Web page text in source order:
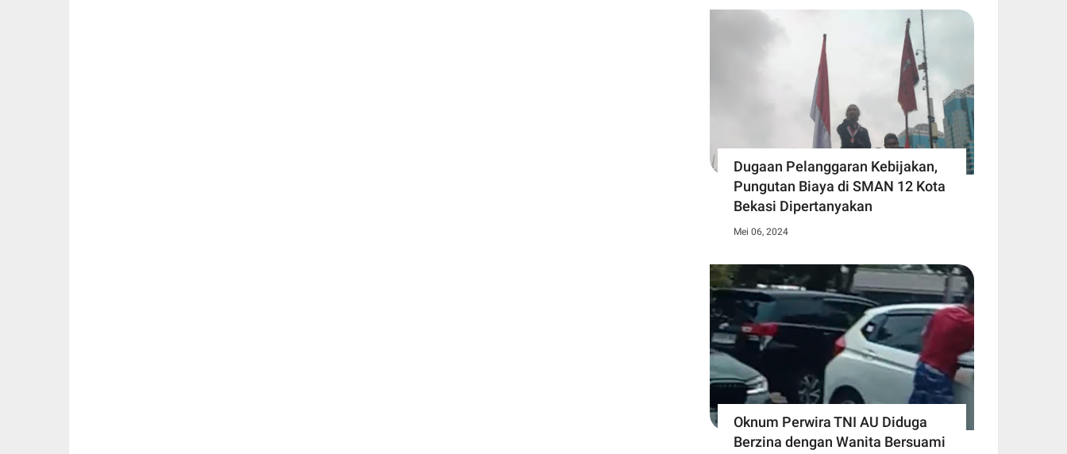
Dugaan Pelanggaran Kebijakan,
Pungutan Biaya di SMAN 12 Kota
Bekasi Dipertanyakan
Mei 06, 2024
Oknum Perwira TNI AU Diduga
Berzina dengan Wanita Bersuami